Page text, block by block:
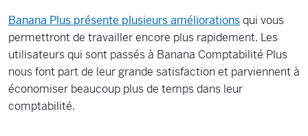
Banana Plus présente plusieurs améliorationsqui vous
permettront de travailler encore plus rapidement. Les
utilisateurs qui sont passés à Banana Comptabilité Plus
nous font part de leur grande satisfaction et parviennent à
économiser beaucoup plus de temps dans leur
comptabilité.